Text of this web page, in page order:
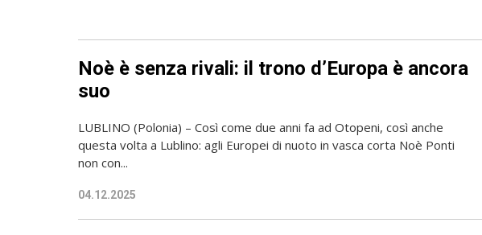
Noè è senza rivali: il trono d’Europa è ancora
suo
LUBLINO (Polonia) – Così come due anni fa ad Otopeni, così anche
questa volta a Lublino: agli Europei di nuoto in vasca corta Noè Ponti
non con...
04.12.2025